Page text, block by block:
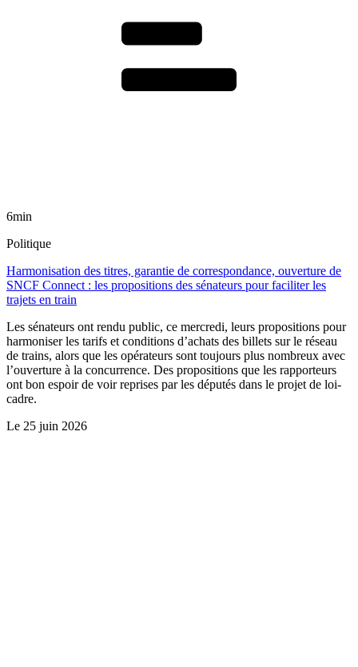
6min
Politique
Harmonisation des titres, garantie de correspondance, ouverture de
SNCF Connect : les propositions des sénateurs pour faciliter les
trajets en train
Les sénateurs ont rendu public, ce mercredi, leurs propositions pour
harmoniser les tarifs et conditions d’achats des billets sur le réseau
de trains, alors que les opérateurs sont toujours plus nombreux avec
l’ouverture à la concurrence. Des propositions que les rapporteurs
ont bon espoir de voir reprises par les députés dans le projet de loi-
cadre.
Le 25 juin 2026